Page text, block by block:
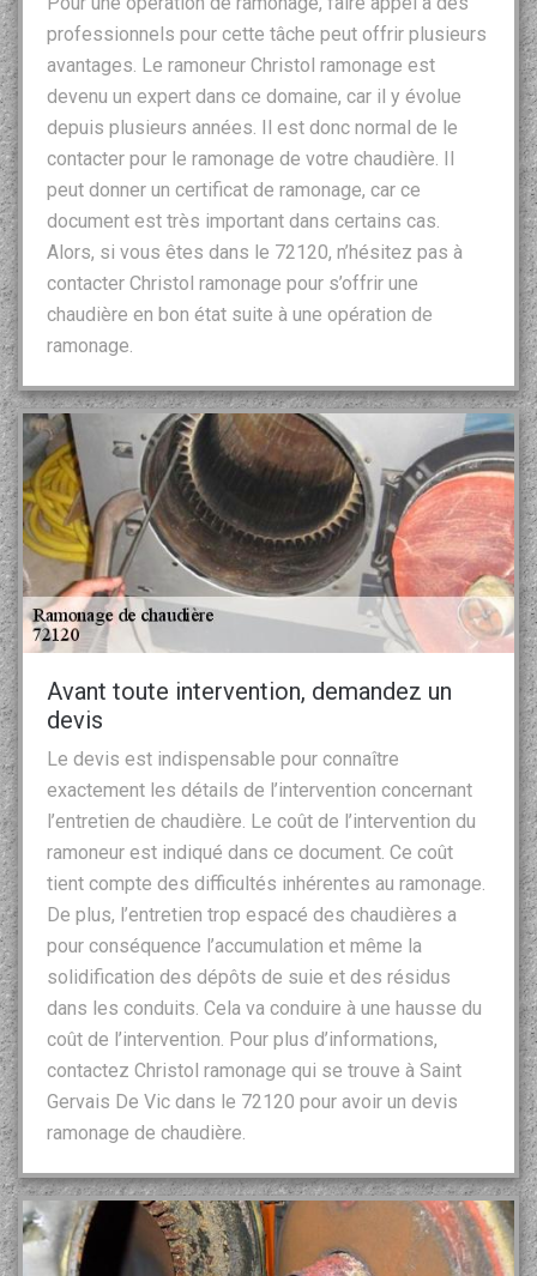
professionnels pour cette tâche peut offrir plusieurs
avantages. Le ramoneur Christol ramonage est
devenu un expert dans ce domaine, car il y évolue
depuis plusieurs années. Il est donc normal de le
contacter pour le ramonage de votre chaudière. Il
peut donner un certificat de ramonage, car ce
document est très important dans certains cas.
Alors, si vous êtes dans le 72120, n’hésitez pas à
contacter Christol ramonage pour s’offrir une
chaudière en bon état suite à une opération de
ramonage.
Avant toute intervention, demandez un
devis
Le devis est indispensable pour connaître
exactement les détails de l’intervention concernant
l’entretien de chaudière. Le coût de l’intervention du
ramoneur est indiqué dans ce document. Ce coût
tient compte des difficultés inhérentes au ramonage.
De plus, l’entretien trop espacé des chaudières a
pour conséquence l’accumulation et même la
solidification des dépôts de suie et des résidus
dans les conduits. Cela va conduire à une hausse du
coût de l’intervention. Pour plus d’informations,
contactez Christol ramonage qui se trouve à Saint
Gervais De Vic dans le 72120 pour avoir un devis
ramonage de chaudière.